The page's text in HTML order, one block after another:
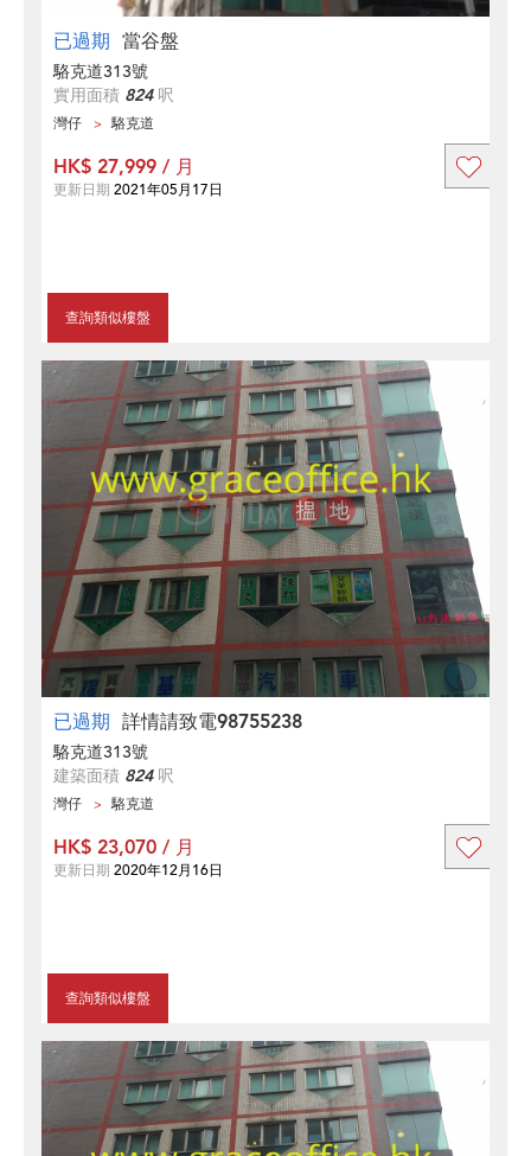
已過期 當谷盤
駱克道313號
實用面積 824呎
灣仔 駱克道
查詢類似樓盤
HK$ 27,999 / 月
更新日期 2021年05月17日
已過期 詳情請致電98755238
駱克道313號
建築面積 824呎
灣仔 駱克道
查詢類似樓盤
HK$ 23,070 / 月
更新日期 2020年12月16日